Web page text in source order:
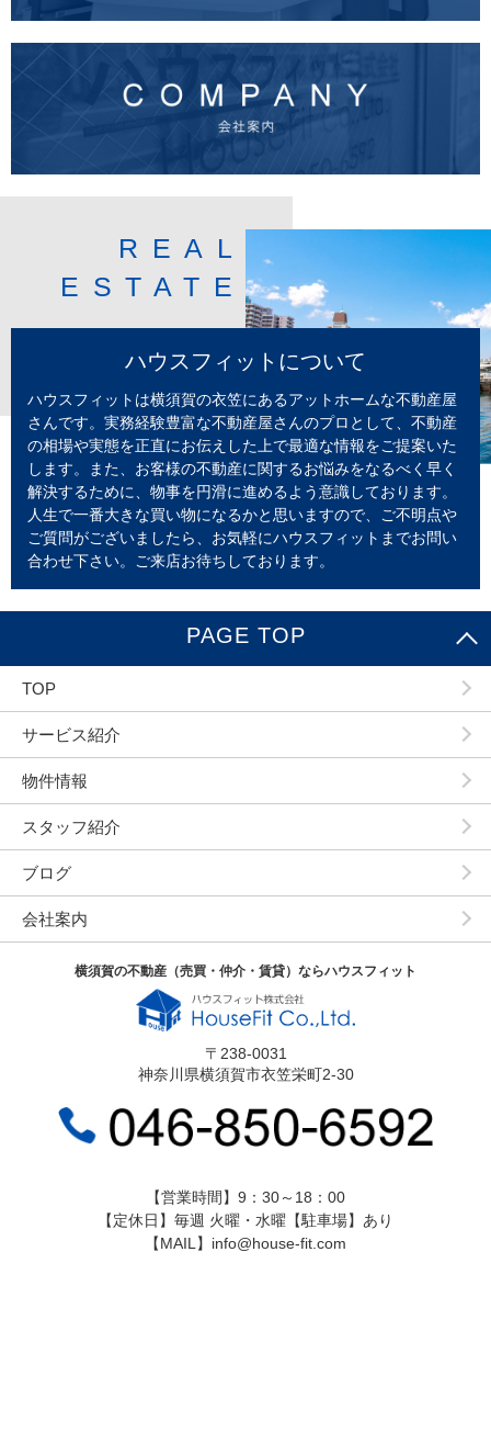
REAL
ESTATE
ハウスフィットについて
ハウスフィットは横須賀の衣笠にあるアットホームな不動産屋
さんです。実務経験豊富な不動産屋さんのプロとして、不動産
の相場や実態を正直にお伝えした上で最適な情報をご提案いた
します。また、お客様の不動産に関するお悩みをなるべく早く
解決するために、物事を円滑に進めるよう意識しております。
人生で一番大きな買い物になるかと思いますので、ご不明点や
ご質問がございましたら、お気軽にハウスフィットまでお問い
合わせ下さい。ご来店お待ちしております。
PAGE TOP
TOP
サービス紹介
物件情報
スタッフ紹介
ブログ
会社案内
横須賀の不動産（売買・仲介・賃貸）ならハウスフィット
〒238-0031
神奈川県横須賀市衣笠栄町2-30
【営業時間】9：30～18：00
【定休日】毎週 火曜・水曜【駐車場】あり
【MAIL】info@house-fit.com